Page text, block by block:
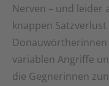
Nerven – und leider
knappen
variablen Angriffe
die Gegnerinnen